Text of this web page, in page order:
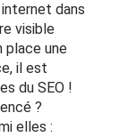
dans
visible
place une
il est
du SEO !
?
elles :